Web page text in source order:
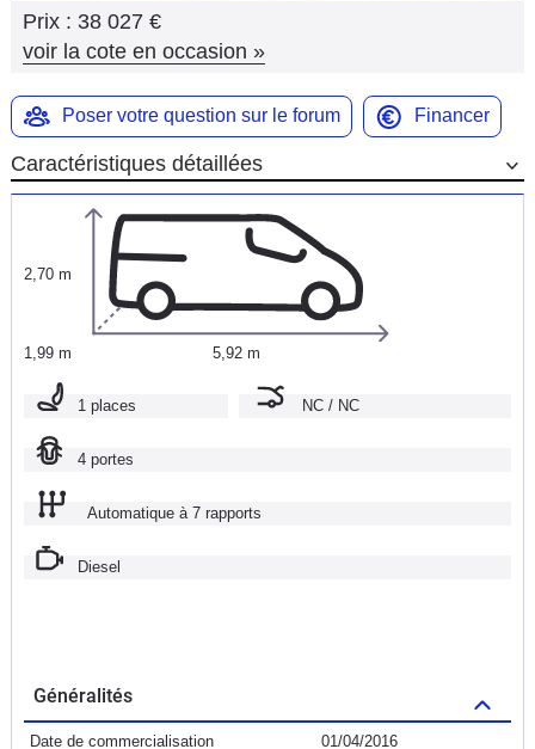
Marques
Prix : 38 027 €
voir la cote en occasion »
Poser votre question sur le forum Financer
Caractéristiques détaillées
2,70 m
1,99 m 5,92 m
1 places NC / NC
4 portes
Automatique à 7 rapports
Diesel
Généralités
Date de commercialisation 01/04/2016